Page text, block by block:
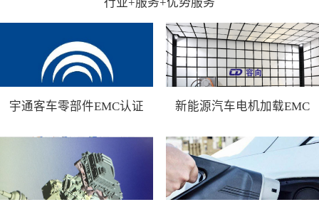
宇通客车零部件EMC认证
新能源汽车电机加载EMC